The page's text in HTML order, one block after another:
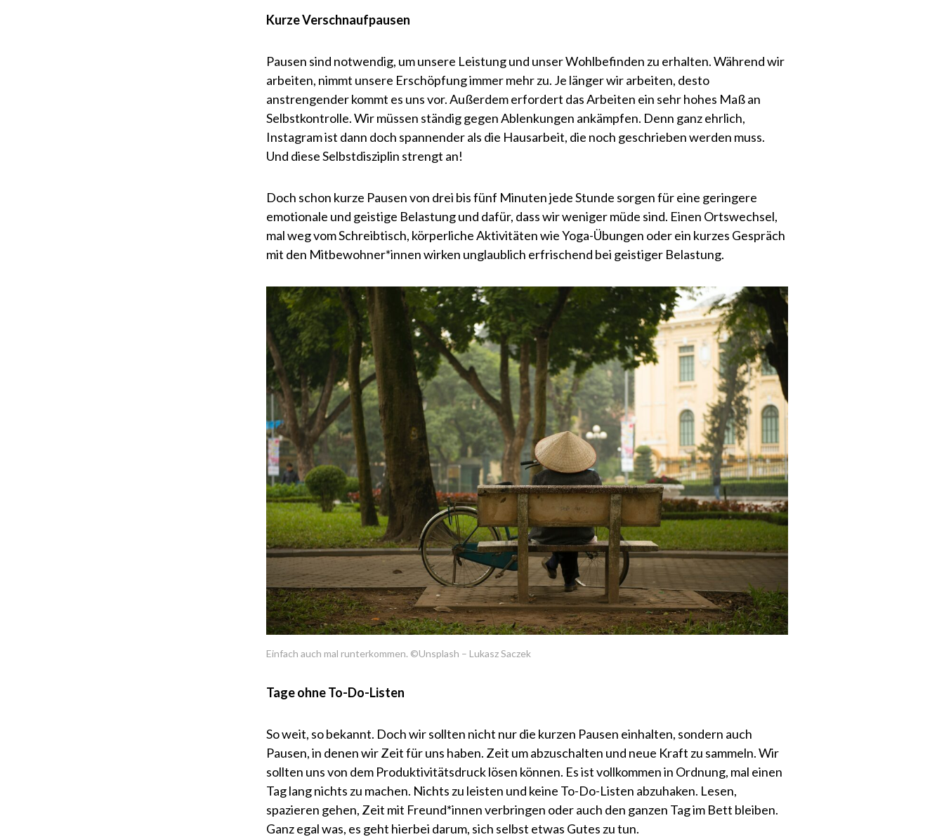
Kurze Verschnaufpausen
Pausen sind notwendig, um unsere Leistung und unser Wohlbefinden zu erhalten. Während wir
arbeiten, nimmt unsere Erschöpfung immer mehr zu. Je länger wir arbeiten, desto
anstrengender kommt es uns vor. Außerdem erfordert das Arbeiten ein sehr hohes Maß an
Selbstkontrolle. Wir müssen ständig gegen Ablenkungen ankämpfen. Denn ganz ehrlich,
Instagram ist dann doch spannender als die Hausarbeit, die noch geschrieben werden muss.
Und diese Selbstdisziplin strengt an!
Doch schon kurze Pausen von drei bis fünf Minuten jede Stunde sorgen für eine geringere
emotionale und geistige Belastung und dafür, dass wir weniger müde sind. Einen Ortswechsel,
mal weg vom Schreibtisch, körperliche Aktivitäten wie Yoga-Übungen oder ein kurzes Gespräch
mit den Mitbewohner*innen wirken unglaublich erfrischend bei geistiger Belastung.
Einfach auch mal runterkommen. ©Unsplash – Lukasz Saczek
Tage ohne To-Do-Listen
So weit, so bekannt. Doch wir sollten nicht nur die kurzen Pausen einhalten, sondern auch
Pausen, in denen wir Zeit für uns haben. Zeit um abzuschalten und neue Kraft zu sammeln. Wir
sollten uns von dem Produktivitätsdruck lösen können. Es ist vollkommen in Ordnung, mal einen
Tag lang nichts zu machen. Nichts zu leisten und keine To-Do-Listen abzuhaken. Lesen,
spazieren gehen, Zeit mit Freund*innen verbringen oder auch den ganzen Tag im Bett bleiben.
Ganz egal was, es geht hierbei darum, sich selbst etwas Gutes zu tun.